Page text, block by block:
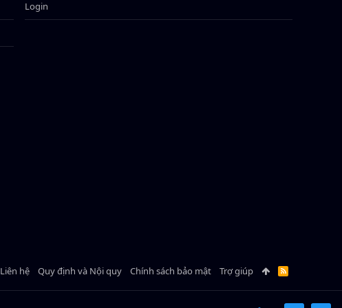
Login
Liên hệ Quy định và Nội quy Chính sách bảo mật Trợ giúp
R
S